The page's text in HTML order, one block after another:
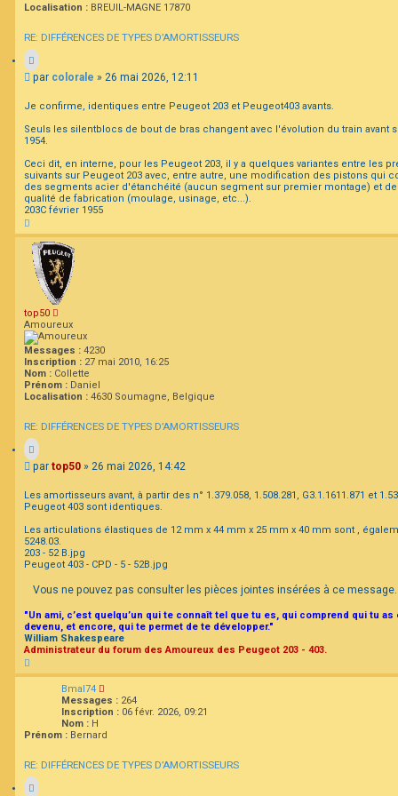
Localisation : BREUIL-MAGNE 17870
RE: DIFFÉRENCES DE TYPES D’AMORTISSEURS
M
s
a
g
par colorale » 26 mai 2026, 12:11
Je confirme, identiques entre Peugeot 203 et Peugeot403 avants.
Seuls les silentblocs de bout de bras changent avec l'évolution du train avant
1954.
Ceci dit, en interne, pour les Peugeot 203, il y a quelques variantes entre les
suivants sur Peugeot 203 avec, entre autre, une modification des pistons qui
des segments acier d'étanchéité (aucun segment sur premier montage) et
qualité de fabrication (moulage, usinage, etc...).
203C février 1955
a
u
top50
Amoureux
Messages : 4230
Inscription : 27 mai 2010, 16:25
Nom : Collette
Prénom : Daniel
Localisation : 4630 Soumagne, Belgique
RE: DIFFÉRENCES DE TYPES D’AMORTISSEURS
M
s
s
g
e
par top50 » 26 mai 2026, 14:42
Les amortisseurs avant, à partir des n° 1.379.058, 1.508.281, G3.1.1611.871 et
Peugeot 403 sont identiques.
Les articulations élastiques de 12 mm x 44 mm x 25 mm x 40 mm sont ,
5248.03.
203 - 52 B.jpg
Peugeot 403 - CPD - 5 - 52B.jpg
Vous ne pouvez pas consulter les pièces jointes insérées à ce message.
"Un ami, c’est quelqu’un qui te connaît tel que tu es, qui comprend qui tu
devenu, et encore, qui te permet de te développer."
William Shakespeare
Administrateur du forum des Amoureux des Peugeot 203 - 403.
a
Bmal74
Messages : 264
Inscription : 06 févr. 2026, 09:21
Nom : H
Prénom : Bernard
RE: DIFFÉRENCES DE TYPES D’AMORTISSEURS